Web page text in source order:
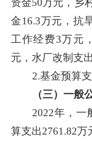
资金50万元，乡
金16.3万元，抗
工作经费3万元
元，水厂改制支
2.基金预算
（三） 一般
2022年，一
算支出2761.82万